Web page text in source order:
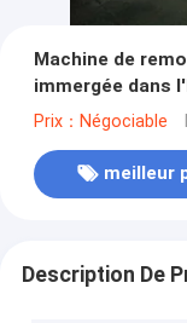
Machine de
immergée dans
Prix：Négociable
meilleur
Description De